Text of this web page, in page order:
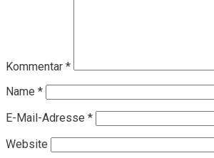
Kommentar *
Name *
E-Mail-Adresse *
Website